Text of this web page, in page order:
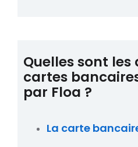
Quelles sont
cartes
par Floa ?
La carte